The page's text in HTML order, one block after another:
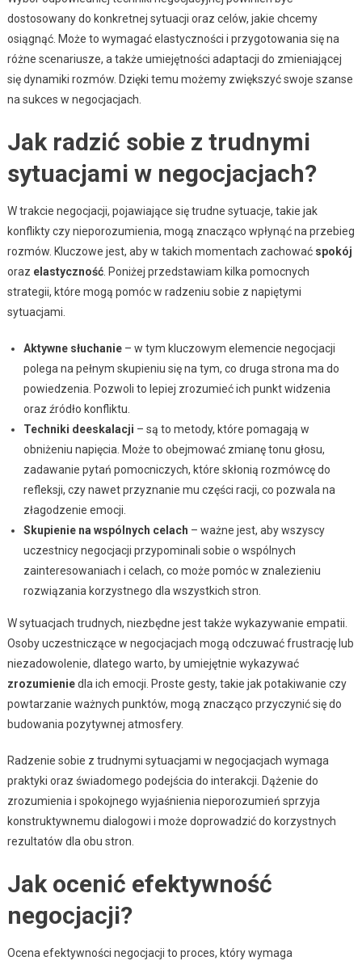
dostosowany do konkretnej sytuacji oraz celów, jakie chcemy
osiągnąć. Może to wymagać elastyczności i przygotowania się na
różne scenariusze, a także umiejętności adaptacji do zmieniającej
się dynamiki rozmów. Dzięki temu możemy zwiększyć swoje szanse
na sukces w negocjacjach.
Jak radzić sobie z trudnymi
sytuacjami w negocjacjach?
W trakcie negocjacji, pojawiające się trudne sytuacje, takie jak
konflikty czy nieporozumienia, mogą znacząco wpłynąć na przebieg
rozmów. Kluczowe jest, aby w takich momentach zachować spokój
oraz elastyczność. Poniżej przedstawiam kilka pomocnych
strategii, które mogą pomóc w radzeniu sobie z napiętymi
sytuacjami.
Aktywne słuchanie– w tym kluczowym elemencie negocjacji
polega na pełnym skupieniu się na tym, co druga strona ma do
powiedzenia. Pozwoli to lepiej zrozumieć ich punkt widzenia
oraz źródło konfliktu.
Techniki deeskalacji – są to metody, które pomagają w
obniżeniu napięcia. Może to obejmować zmianę tonu głosu,
zadawanie pytań pomocniczych, które skłonią rozmówcę do
refleksji, czy nawet przyznanie mu części racji, co pozwala na
złagodzenie emocji.
Skupienie na wspólnych celach – ważne jest, aby wszyscy
uczestnicy negocjacji przypominali sobie o wspólnych
zainteresowaniach i celach, co może pomóc w znalezieniu
rozwiązania korzystnego dla wszystkich stron.
W sytuacjach trudnych, niezbędne jest także wykazywanie empatii.
Osoby uczestniczące w negocjacjach mogą odczuwać frustrację lub
niezadowolenie, dlatego warto, by umiejętnie wykazywać
zrozumieniedla ich emocji. Proste gesty, takie jak potakiwanie czy
powtarzanie ważnych punktów, mogą znacząco przyczynić się do
budowania pozytywnej atmosfery.
Radzenie sobie z trudnymi sytuacjami w negocjacjach wymaga
praktyki oraz świadomego podejścia do interakcji. Dążenie do
zrozumienia i spokojnego wyjaśnienia nieporozumień sprzyja
konstruktywnemu dialogowi i może doprowadzić do korzystnych
rezultatów dla obu stron.
Jak ocenić efektywność
negocjacji?
Ocena efektywności negocjacji to proces, który wymaga